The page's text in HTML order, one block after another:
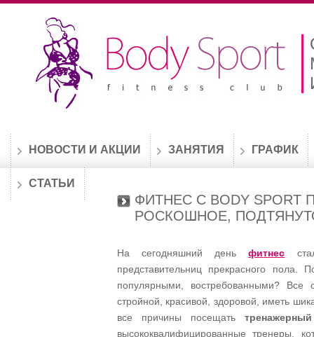
НОВОСТИ И АКЦИИ ЗАНЯТИЯ ГРАФИК
СТАТЬИ
ФИТНЕС С BODY
РОСКОШНОЕ,
На сегодняшний деньфитнес
представительниц прекрасного пола.
популярными, востребованными?
стройной, красивой, здоровой, иметь
все причины посещать
высококвалифицированные тренеры,